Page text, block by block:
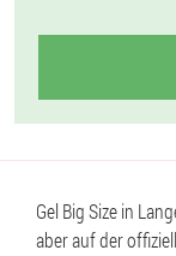
Gel Big Size in
aber auf der